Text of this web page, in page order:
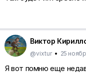
Виктор
@vixtur • 25
Я вот помню еще